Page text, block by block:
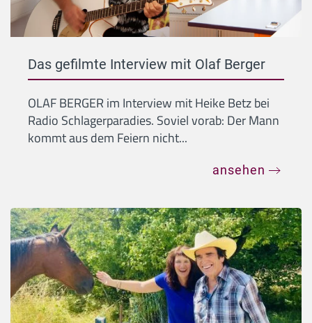
Das gefilmte Interview mit Olaf Berger
OLAF BERGER im Interview mit Heike Betz bei
Radio Schlagerparadies. Soviel vorab: Der Mann
kommt aus dem Feiern nicht...
ansehen